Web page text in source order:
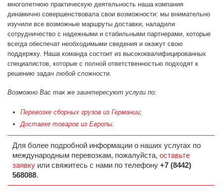
многолетнюю практическую деятельность наша компания
динамично совершенствовала свои возможности: мы внимательно
изучили все возможные маршруты доставки, наладили
сотрудничество с надежными и стабильными партнерами, которые
всегда обеспечат необходимыми сведения и окажут свою
поддержку. Наша команда состоит из высококвалифицированных
специалистов, которые с полной ответственностью подходят к
решению задач любой сложности.
Возможно Вас так же заинтересуют услуги по:
Перевозке сборных грузов из Германии;
Доставке товаров из Европы.
Для более подробной информации о наших услугах по
международным перевозкам, пожалуйста, оставьте
заявку или свяжитесь с нами по телефону +7 (8442)
568088.